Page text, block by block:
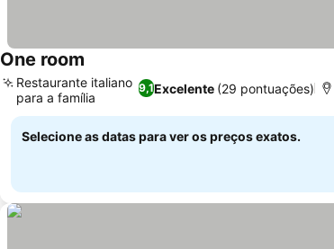
One room
9,1Excelente (29 pontuações)
Restaurante italiano
para a família
Selecione as datas para ver os preços exatos.